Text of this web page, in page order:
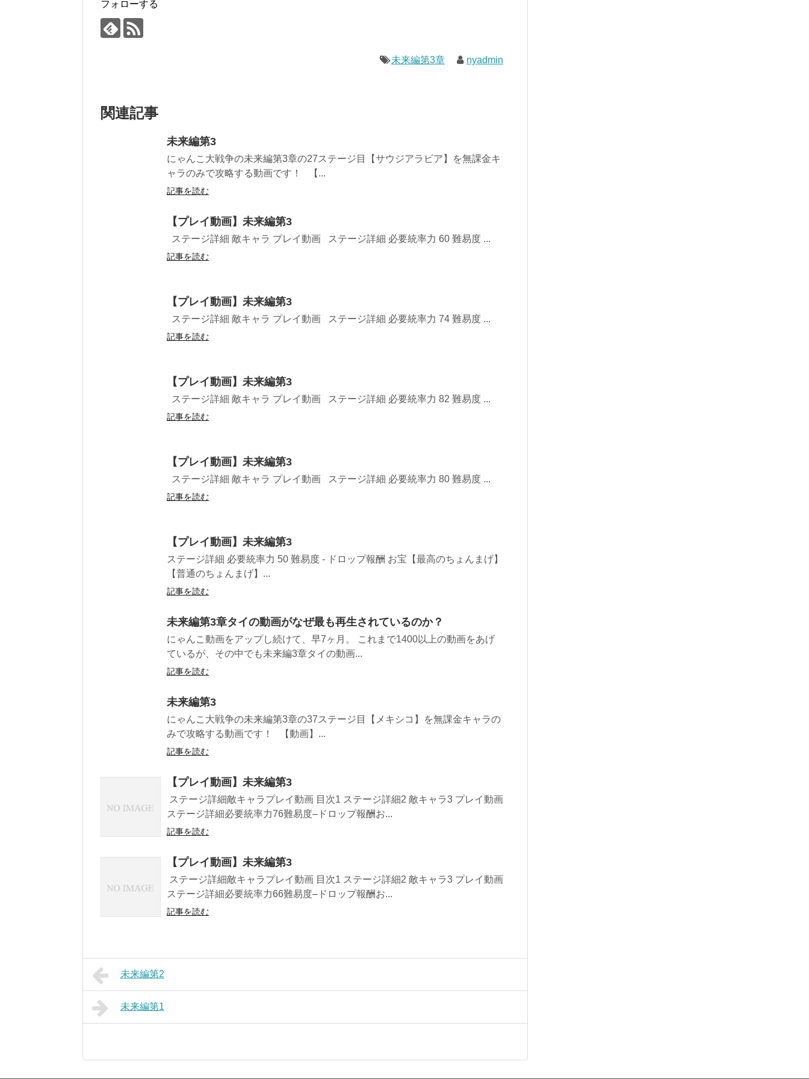
フォローする
未来編第3章 nyadmin
関連記事
未来編第3
にゃんこ大戦争の未来編第3章の27ステージ目【サウジアラビア】を無課金キ
ャラのみで攻略する動画です！ 【...
記事を読む
【プレイ動画】未来編第3
ステージ詳細 敵キャラ プレイ動画 ステージ詳細 必要統率力 60 難易度 ...
記事を読む
【プレイ動画】未来編第3
ステージ詳細 敵キャラ プレイ動画 ステージ詳細 必要統率力 74 難易度 ...
記事を読む
【プレイ動画】未来編第3
ステージ詳細 敵キャラ プレイ動画 ステージ詳細 必要統率力 82 難易度 ...
記事を読む
【プレイ動画】未来編第3
ステージ詳細 敵キャラ プレイ動画 ステージ詳細 必要統率力 80 難易度 ...
記事を読む
【プレイ動画】未来編第3
ステージ詳細 必要統率力 50 難易度 - ドロップ報酬 お宝【最高のちょんまげ】
【普通のちょんまげ】...
記事を読む
未来編第3章タイの動画がなぜ最も再生されているのか？
にゃんこ動画をアップし続けて、早7ヶ月。 これまで1400以上の動画をあげ
ているが、その中でも未来編3章タイの動画...
記事を読む
未来編第3
にゃんこ大戦争の未来編第3章の37ステージ目【メキシコ】を無課金キャラの
みで攻略する動画です！ 【動画】...
記事を読む
【プレイ動画】未来編第3
ステージ詳細敵キャラプレイ動画 目次1 ステージ詳細2 敵キャラ3 プレイ動画
ステージ詳細必要統率力76難易度–ドロップ報酬お...
記事を読む
【プレイ動画】未来編第3
ステージ詳細敵キャラプレイ動画 目次1 ステージ詳細2 敵キャラ3 プレイ動画
ステージ詳細必要統率力66難易度–ドロップ報酬お...
記事を読む
未来編第2
未来編第1